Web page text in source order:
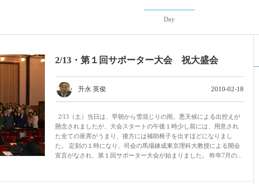
Day
2/13・第１回サポーター大会 祝大盛会
升永 英俊 2010-02-18
2/13（土）当日は、早朝から雪混じりの雨。悪天候による出控えが
懸念されましたが、大会スタートの午後１時少し前には、用意され
た全ての座席がうまり、後方には補助椅子を出すほどになりまし
た。 定刻の１時になり、司会の馬場錬成東京理科大教授による開会
宣言がなされ、第１回サポーター大会が始まりました。 昨年7月の...